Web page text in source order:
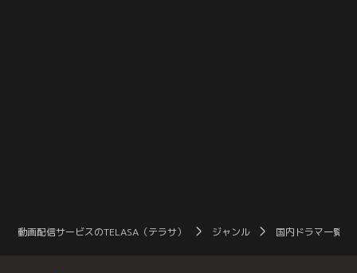
動画配信サービスのTELASA（テラサ） ジャンル 国内ドラマ一覧（